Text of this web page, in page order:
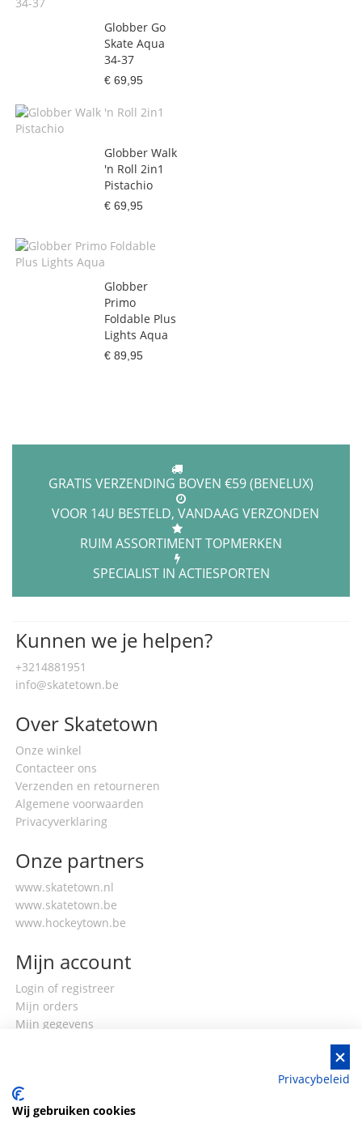
Globber Go
Skate Aqua
34-37
€ 69,95
Globber Walk
'n Roll 2in1
Pistachio
€ 69,95
Globber
Primo
Foldable Plus
Lights Aqua
€ 89,95
GRATIS VERZENDING BOVEN €59 (BENELUX)
VOOR 14U BESTELD, VANDAAG VERZONDEN
RUIM ASSORTIMENT TOPMERKEN
SPECIALIST IN ACTIESPORTEN
Kunnen we je helpen?
+3214881951
info@skatetown.be
Over Skatetown
Onze winkel
Contacteer ons
Verzenden en retourneren
Algemene voorwaarden
Privacyverklaring
Onze partners
www.skatetown.nl
www.skatetown.be
www.hockeytown.be
Mijn account
Login of registreer
Mijn orders
Mijn gegevens
Privacybeleid
Wij gebruiken cookies